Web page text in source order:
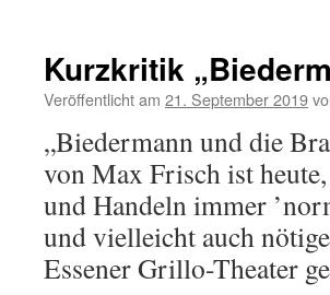
Kurzkritik
Veröffentlicht am 21. September 2019
„Biedermann und die
von Max Frisch ist
und Handeln immer
und vielleicht auch
Essener Grillo-Theater